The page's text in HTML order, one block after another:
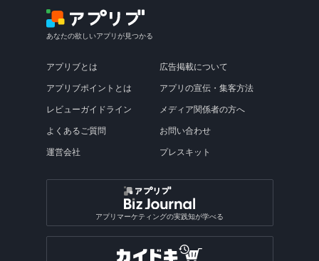
あなたの欲しいアプリが見つかる
アプリブとは
アプリブポイントとは
レビューガイドライン
よくあるご質問
運営会社
広告掲載について
アプリの宣伝・集客方法
メディア関係者の方へ
お問い合わせ
プレスキット
アプリマーケティングの実践知が学べる